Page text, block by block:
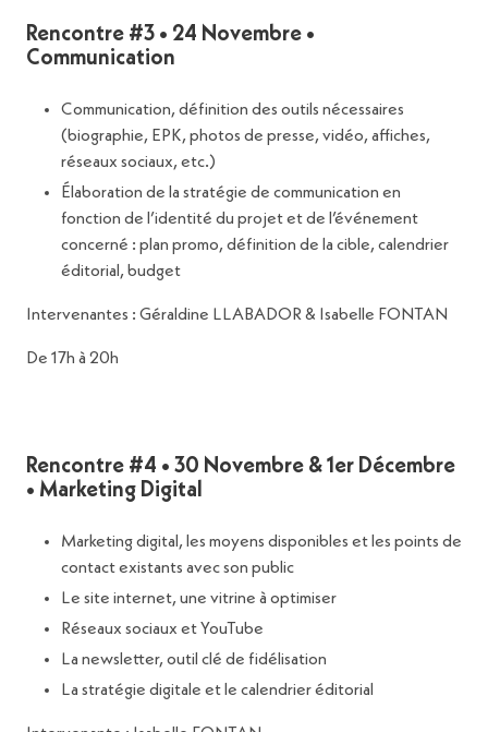
Rencontre #3 • 24 Novembre •
Communication
Communication, définition des outils nécessaires
(biographie, EPK, photos de presse, vidéo, affiches,
réseaux sociaux, etc.)
Élaboration de la stratégie de communication en
fonction de l’identité du projet et de l’événement
concerné : plan promo, définition de la cible, calendrier
éditorial, budget
Intervenantes : Géraldine LLABADOR & Isabelle FONTAN
De 17h à 20h
Rencontre #4 • 30 Novembre & 1er Décembre
• Marketing Digital
Marketing digital, les moyens disponibles et les points de
contact existants avec son public
Le site internet, une vitrine à optimiser
Réseaux sociaux et YouTube
La newsletter, outil clé de fidélisation
La stratégie digitale et le calendrier éditorial